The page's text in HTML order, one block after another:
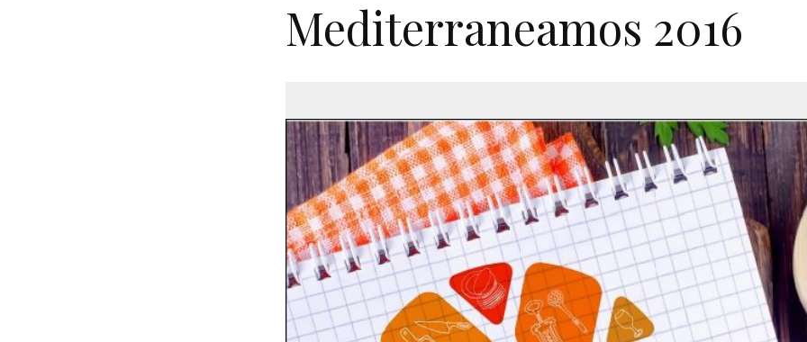
Mediterraneamos 2016